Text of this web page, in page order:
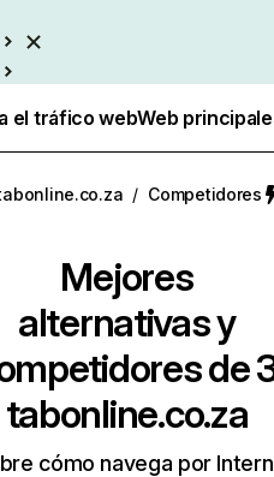
el tráfico webWeb
/ Competidores
Mejores
alternativas y
de
tabonline.co.za
cómo navega por